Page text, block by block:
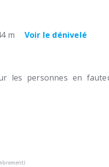
m Voir le dénivelé
les personnes en